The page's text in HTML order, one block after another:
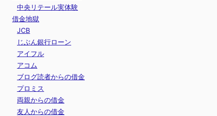
中央リテール実体験
借金地獄
JCB
じぶん銀行ローン
アイフル
アコム
ブログ読者からの借金
プロミス
両親からの借金
友人からの借金